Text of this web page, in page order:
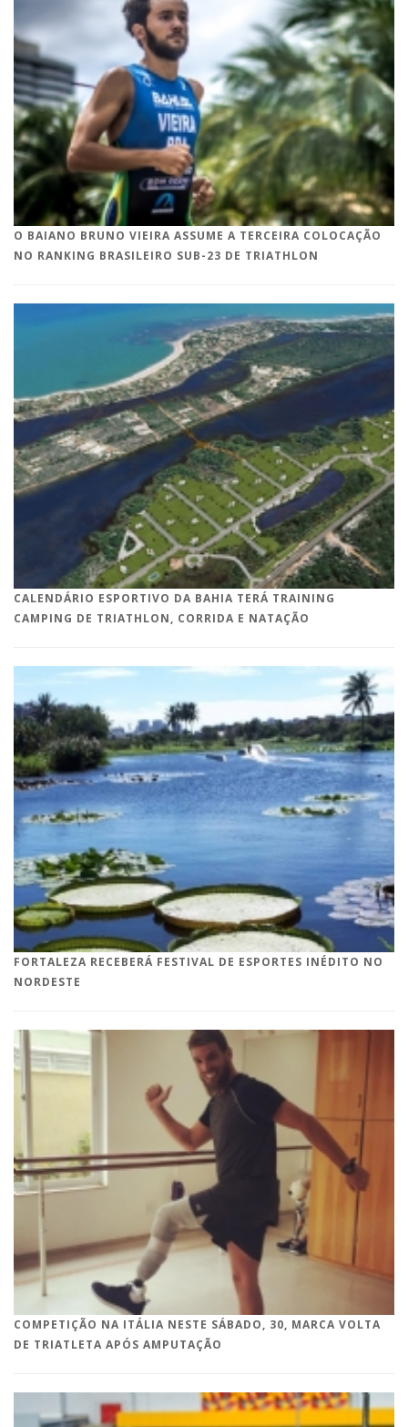
O BAIANO BRUNO VIEIRA ASSUME A TERCEIRA COLOCAÇÃO
NO RANKING BRASILEIRO SUB-23 DE TRIATHLON
CALENDÁRIO ESPORTIVO DA BAHIA TERÁ TRAINING
CAMPING DE TRIATHLON, CORRIDA E NATAÇÃO
FORTALEZA RECEBERÁ FESTIVAL DE ESPORTES INÉDITO NO
NORDESTE
COMPETIÇÃO NA ITÁLIA NESTE SÁBADO, 30, MARCA VOLTA
DE TRIATLETA APÓS AMPUTAÇÃO